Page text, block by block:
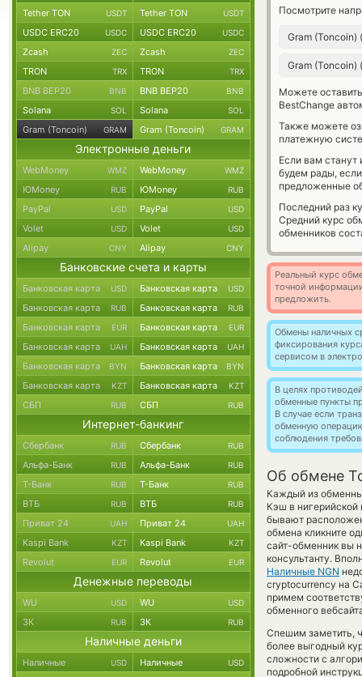
Посмотрите
Gram (Toncoin)
Gram (Toncoin)
Можете
BestChange
Также можете
платежную
Если вам
будем рады,
предложенные
Последний раз
Средний курс
обменников
Реальный курс
точной
предложить.
Обмены наличных
фиксирования
сервисом в
В целях
обменные пункты
В случае если
обменную
соблюдения
Об обмене
Каждый из
Кэш в нигерийской
бывают
обмена кликните
сайт-обменник вы
консультанту.
Наличные NGN
cryptocurrency на
примем
обменного
Спешим заметить,
более выгодный
сложности с
подробной
Tether TON USDT Tether TON USDT
USDC ERC20 USDC USDC ERC20 USDC
Zcash ZEC Zcash ZEC
TRON TRX TRON TRX
BNB BEP20 BNB BNB BEP20 BNB
Solana SOL Solana SOL
Gram (Toncoin) GRAM Gram (Toncoin) GRAM
Электронные деньги
WebMoney WMZ WebMoney WMZ
ЮMoney RUB ЮMoney RUB
PayPal USD PayPal USD
Volet USD Volet USD
Alipay CNY Alipay CNY
Банковские счета и карты
Банковская карта USD Банковская карта USD
Банковская карта RUB Банковская карта RUB
Банковская карта EUR Банковская карта EUR
Банковская карта UAH Банковская карта UAH
Банковская карта BYN Банковская карта BYN
Банковская карта KZT Банковская карта KZT
СБП RUB СБП RUB
Интернет-банкинг
Сбербанк RUB Сбербанк RUB
Альфа-Банк RUB Альфа-Банк RUB
Т-Банк RUB Т-Банк RUB
ВТБ RUB ВТБ RUB
Приват 24 UAH Приват 24 UAH
Kaspi Bank KZT Kaspi Bank KZT
Revolut EUR Revolut EUR
Денежные переводы
WU USD WU USD
ЗК RUB ЗК RUB
Наличные деньги
Наличные USD Наличные USD